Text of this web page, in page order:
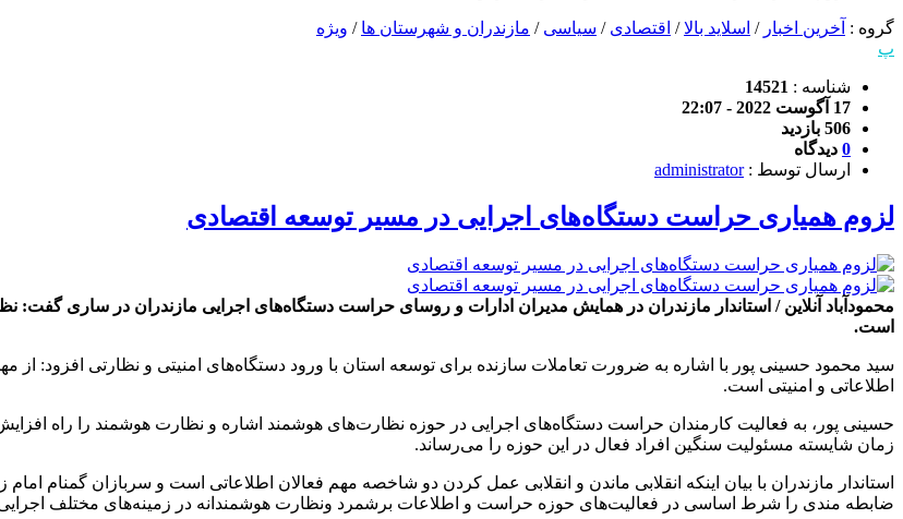
گروه : آخرین اخبار / اسلاید بالا/ اقتصادی / سیاسی / مازندران و شهرستان ها / ویژه
پ
شناسه : 14521
17 آگوست 2022 - 22:07
506 بازدید
0 دیدگاه
ارسال توسط :administrator
لزوم همیاری حراست دستگاه‌های اجرایی در مسیر توسعه اقتصادی
محمودآباد آنلاین / استاندار مازندران در همایش مدیران ادارات و روسای حراست دستگاه‌های اجرایی مازندران در ساری
است.
سید محمود حسینی پور با اشاره به ضرورت تعاملات سازنده برای توسعه استان با ورود دستگاه‌های امنیتی و نظارتی افزود:
اطلاعاتی و امنیتی است.
حسینی پور، به فعالیت کارمندان حراست دستگاه‌های اجرایی در حوزه نظارت‌های هوشمند اشاره و نظارت هوشمند را راه
زمان شایسته مسئولیت سنگین افراد فعال در این حوزه را می‌رساند.
استاندار مازندران با بیان اینکه انقلابی ماندن و انقلابی عمل کردن دو شاخصه مهم فعالان اطلاعاتی است و سربازان
ضابطه مندی را شرط اساسی در فعالیت‌های حوزه حراست و اطلاعات برشمرد ونظارت هوشمندانه در زمینه‌های مختلف اجرایی